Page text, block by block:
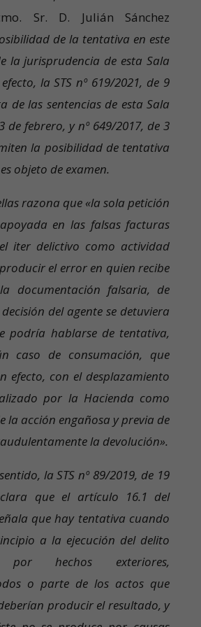
Sr. D. Julián Sánchez
de la tentativa en este
la jurisprudencia de esta Sala
la STS nº 619/2021, de 9
de las sentencias de esta Sala
de febrero, y nº 649/2017, de 3
la posibilidad de tentativa
objeto de examen.
razona que «la sola petición
en las falsas facturas
iter delictivo como actividad
el error en quien recibe
documentación falsaria, de
del agente se detuviera
podría hablarse de tentativa,
caso de consumación, que
efecto, con el desplazamiento
por la Hacienda como
la acción engañosa y previa de
la devolución».
la STS nº 89/2019, de 19
que el artículo 16.1 del
que hay tentativa cuando
a la ejecución del delito
por hechos exteriores,
o parte de los actos que
producir el resultado, y